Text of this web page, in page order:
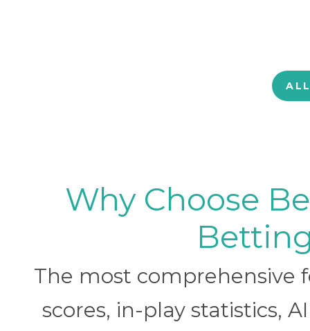
Why Choose
The most
scores, in-play statistics,